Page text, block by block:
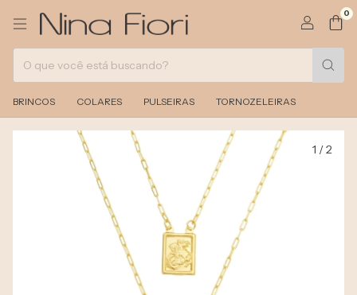
0
BRINCOS COLARES PULSEIRAS TORNOZELEIRAS
1 /2